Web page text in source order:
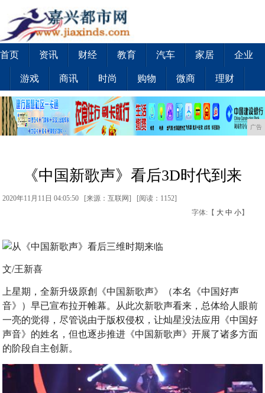
首页 资讯 财经 教育 汽车 家居 企业
游戏 商讯 时尚 购物 微商 理财
广告
《中国新歌声》看后3D时代到来
2020年11月11日 04:05:50 [来源：互联网] [阅读：1152]
字体:【 大 中 小】
文/王新喜
上星期，全新升级原創《中国新歌声》（本名《中国好声
音》）早已宣布拉开帷幕。从此次新歌声看来，总体给人眼前
一亮的觉得，尽管说由于版权侵权，让灿星没法应用《中国好
声音》的姓名，但也逐步推进《中国新歌声》开展了诸多方面
的阶段自主创新。